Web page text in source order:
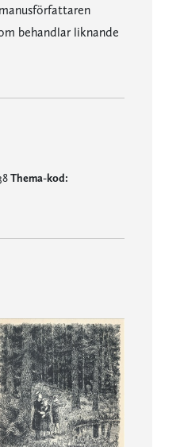
behandlar liknande
Thema-kod: